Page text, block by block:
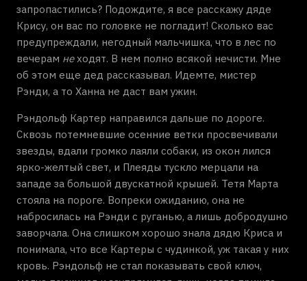
запропастились? Подождите, я все расскажу дяде
Крису, он вас по головке не погладит! Сколько вас
предупреждали, негодный мальчишка, что в лес по
вечерам неходят. В нем полно всякой нечисти. Мне
об этом еще дед рассказывал. Идемте, мистер
Рэнди, а то Ханна не даст вам ужин.
Рэндольф Картер направился дальше по дороге.
Сквозь потемневшие осенние ветки просвечивали
звезды, вдали громко лаяли собаки, из окон лился
ярко-желтый свет, и Плеяды тускло мерцали на
западе за большой двускатной крышей. Тетя Марта
стояла на пороге. Вопреки ожиданию, она не
набросилась на Рэнди с руганью, а лишь добродушно
заворчала. Она слишком хорошо знала дядю Криса и
понимала, что все Картеры с чудинкой, уж такая у них
кровь. Рэндольф не стал показывать свой ключ,